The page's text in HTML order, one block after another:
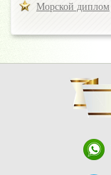
Морской диплом